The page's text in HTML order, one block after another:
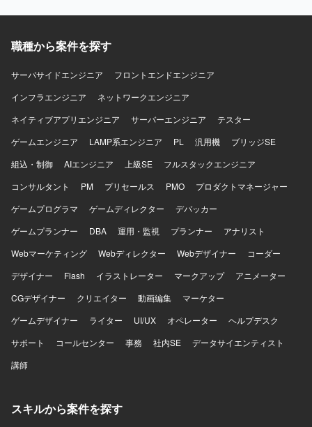
職種から案件を探す
サーバサイドエンジニア
フロントエンドエンジニア
インフラエンジニア
ネットワークエンジニア
ネイティブアプリエンジニア
サーバーエンジニア
テスター
ゲームエンジニア
LAMP系エンジニア PL 汎用機
ブリッジSE
組込・制御
AIエンジニア 上級SE
フルスタックエンジニア
コンサルタント
PM プリセールス PMO
プロダクトマネージャー
ゲームプログラマ
ゲームディレクター
デバッカー
ゲームプランナー
DBA 運用・監視 プランナー
アナリスト
Webマーケティング
Webディレクター Webデザイナー
コーダー
デザイナー
Flash イラストレーター マークアップ
アニメーター
CGデザイナー
クリエイター 動画編集
マーケター
ゲームデザイナー
ライター UI/UX オペレーター
ヘルプデスク
サポート
コールセンター 事務 社内SE
データサイエンティスト
講師
スキルから案件を探す